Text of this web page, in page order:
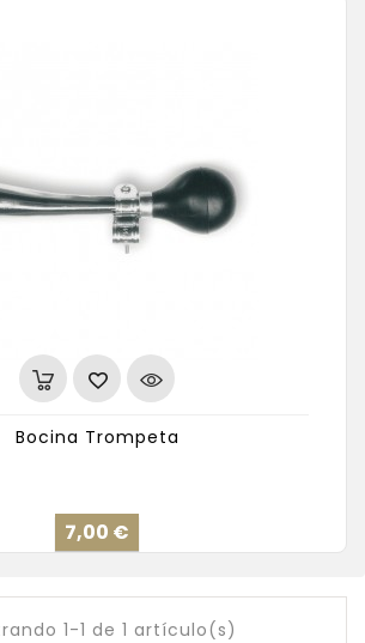
Bocina Trompeta
7,00 €
1-1 de 1 artículo(s)